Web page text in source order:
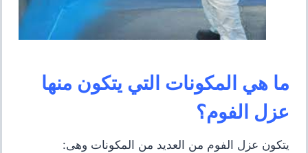
ما هي المكونات التي يتكون منها
عزل الفوم؟
يتكون عزل الفوم من العديد من المكونات وهى: